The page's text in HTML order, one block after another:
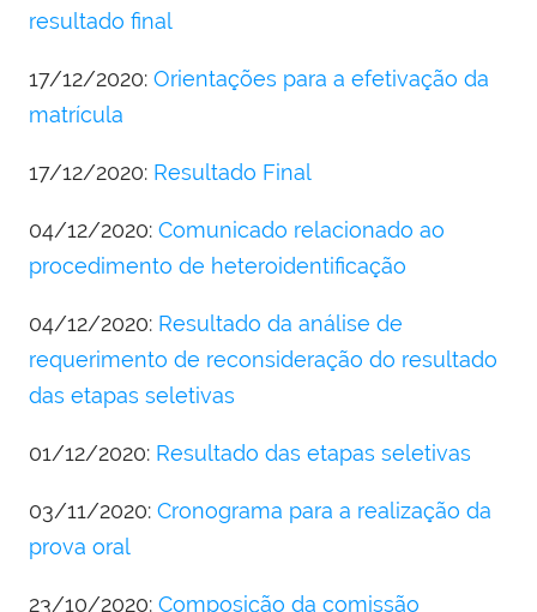
resultado final
17/12/2020: Orientações para a efetivação da
matrícula
17/12/2020: Resultado Final
04/12/2020: Comunicado relacionado ao
procedimento de heteroidentificação
04/12/2020: Resultado da análise de
requerimento de reconsideração do resultado
das etapas seletivas
01/12/2020: Resultado das etapas seletivas
03/11/2020: Cronograma para a realização da
prova oral
23/10/2020: Composição da comissão